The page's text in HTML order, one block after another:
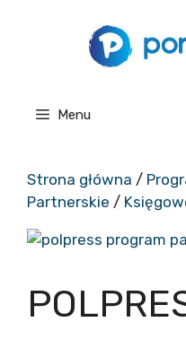
Menu
Strona główna /
Partnerskie /